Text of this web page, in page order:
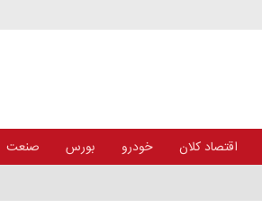
اقتصاد کلان خودرو بورس صنعت